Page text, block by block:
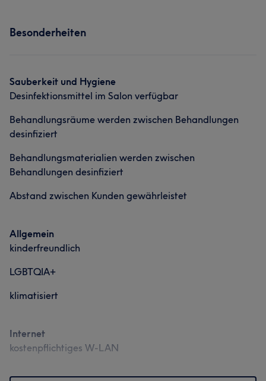
Besonderheiten
Sauberkeit und Hygiene
Desinfektionsmittel im Salon verfügbar
Behandlungsräume werden zwischen Behandlungen
desinfiziert
Behandlungsmaterialien werden zwischen
Behandlungen desinfiziert
Abstand zwischen Kunden gewährleistet
Allgemein
kinderfreundlich
LGBTQIA+
klimatisiert
Internet
kostenpflichtiges W-LAN